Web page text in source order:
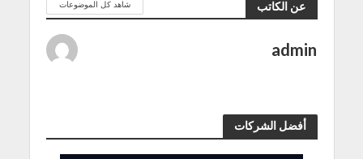
عن الكاتب شاهد كل الموضوعات
admin
أفضل الشركات